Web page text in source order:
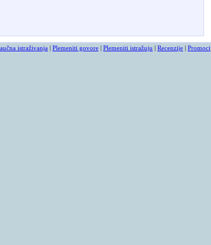
istraživanja Plemeniti govore Plemeniti istražuju Recenzije